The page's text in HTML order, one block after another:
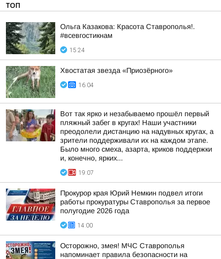
ТОП
Ольга Казакова: Красота Ставрополья!.
#всевгостикнам
15:24
Хвостатая звезда «Приозёрного»
16:04
Вот так ярко и незабываемо прошёл первый
пляжный забег в кругах! Наши участники
преодолели дистанцию на надувных кругах, а
зрители поддерживали их на каждом этапе.
Было много смеха, азарта, криков поддержки
и, конечно, ярких...
19:07
Прокурор края Юрий Немкин подвел итоги
работы прокуратуры Ставрополья за первое
полугодие 2026 года
14:00
Осторожно, змея! МЧС Ставрополья
напоминает правила безопасности на